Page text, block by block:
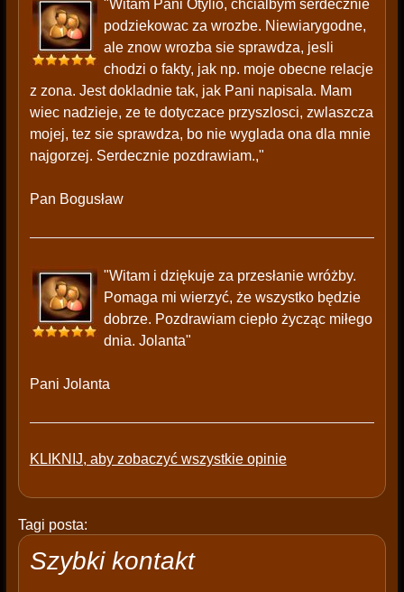
"Witam Pani Otylio, chcialbym serdecznie
podziekowac za wrozbe. Niewiarygodne,
ale znow wrozba sie sprawdza, jesli
chodzi o fakty, jak np. moje obecne relacje
z zona. Jest dokladnie tak, jak Pani napisala. Mam
wiec nadzieje, ze te dotyczace przyszlosci, zwlaszcza
mojej, tez sie sprawdza, bo nie wyglada ona dla mnie
najgorzej. Serdecznie pozdrawiam.,"
Pan Bogusław
"Witam i dziękuje za przesłanie wróżby.
Pomaga mi wierzyć, że wszystko będzie
dobrze. Pozdrawiam ciepło życząc miłego
dnia. Jolanta"
Pani Jolanta
KLIKNIJ, aby zobaczyć wszystkie opinie
Tagi posta:
Szybki kontakt